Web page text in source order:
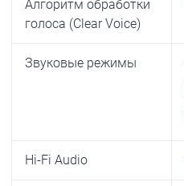
Алгоритм обработки
голоса (Clear Voice)
Звуковые режимы
Hi-Fi Audio